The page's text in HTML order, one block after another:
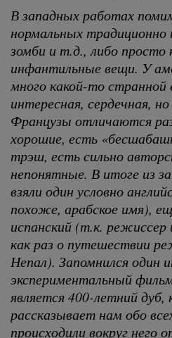
В западных работах
нормальных традиционно
зомби и т.д., либо просто
инфантильные вещи. У
много какой-то
интересная, сердечная,
Французы отличаются
хорошие, есть
трэш, есть сильно
непонятные. В итоге из
взяли один условно
похоже, арабское имя),
испанский (т.к.
как раз о путешествии
Непал). Запомнился один
экспериментальный
является 400-летний
рассказывает нам обо
происходили вокруг него